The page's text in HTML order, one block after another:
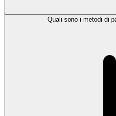
Quali sono i metodi di